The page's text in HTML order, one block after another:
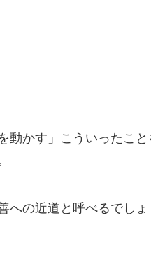
動かす」こういったこと
への近道と呼べるでしょ